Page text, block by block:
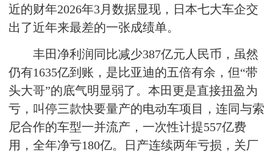
近的财年2026年3月数据显现，日本七大车企交
出了近年来最差的一张成绩单。
丰田净利润同比减少387亿元人民币，虽然
仍有1635亿到账，是比亚迪的五倍有余，但“带
头大哥”的底气明显弱了。本田更是直接扭盈为
亏，叫停三款快要量产的电动车项目，连同与索
尼合作的车型一并流产，一次性计提557亿费
用，全年净亏180亿。日产连续两年亏损，关厂